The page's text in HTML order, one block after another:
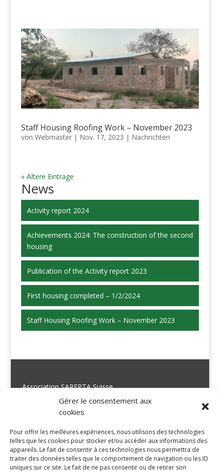
Gérer le consentement aux
cookies
Pour offrir les meilleures expériences, nous utilisons des technologies
telles que les cookies pour stocker et/ou accéder aux informations des
appareils. Le fait de consentir à ces technologies nous permettra de
traiter des données telles que le comportement de navigation ou les ID
uniques sur ce site. Le fait de ne pas consentir ou de retirer son
Staff Housing Roofing Work – November 2023
von Webmaster| Nov. 17, 2023 | Nachrichten
« Ältere Einträge
News
Activity report 2024
Achievements 2024: The construction of the second
housing
Publication of the Activity report 2023
First housing completed – 1/2/2024
Staff Housing Roofing Work – November 2023
Association SAREPTA Suisse
Rue du commerce 15
CH- 2300 La Chaux-de-Fonds
info@sareptasuisse.org